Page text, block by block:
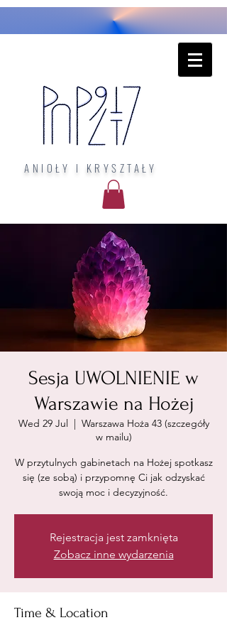
ANIOŁY I KRYSZTAŁY
Sesja UWOLNIENIE w
Warszawie na Hożej
Wed 29 Jul
  |
Warszawa Hoża 43 (szczegóły
w mailu)
W przytulnych gabinetach na Hożej spotkasz
się (ze sobą) i przypomnę Ci jak odzyskać
swoją moc i decyzyjność.
Rejestracja jest zamknięta
Zobacz inne wydarzenia
Time & Location